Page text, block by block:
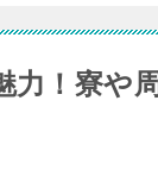
力！寮や